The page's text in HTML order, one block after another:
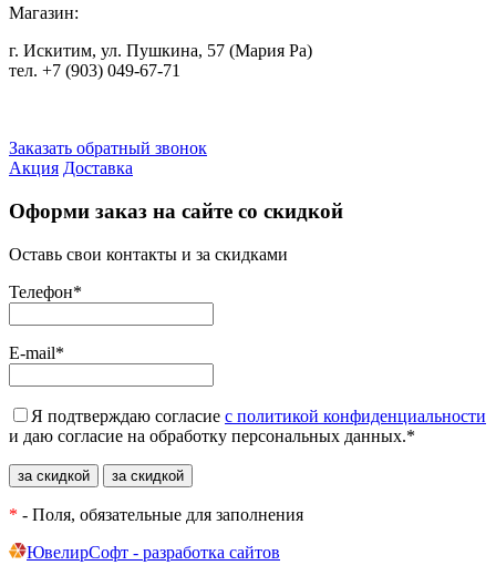
Магазин:
г. Искитим, ул. Пушкина, 57 (Мария Ра)
тел. +7 (903) 049-67-71
Заказать обратный звонок
Акция Доставка
Оформи заказ на сайте со скидкой
Оставь свои контакты и за скидками
Телефон*
E-mail*
Я подтверждаю согласие с политикой конфиденциальности
и даю согласие на обработку персональных данных.*
* - Поля, обязательные для заполнения
ЮвелирСофт - разработка сайтов